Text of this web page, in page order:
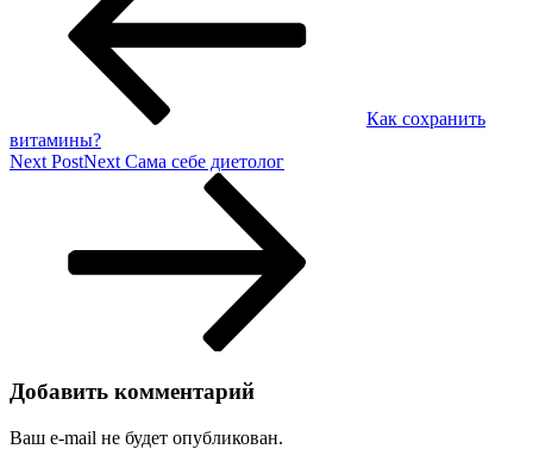
Как сохранить
витамины?
Next PostNext Сама себе диетолог
Добавить комментарий
Ваш e-mail не будет опубликован.